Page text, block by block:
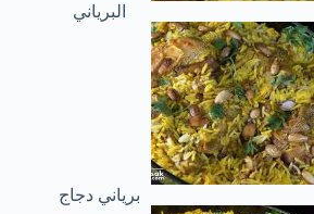
البرياني
برياني دجاج